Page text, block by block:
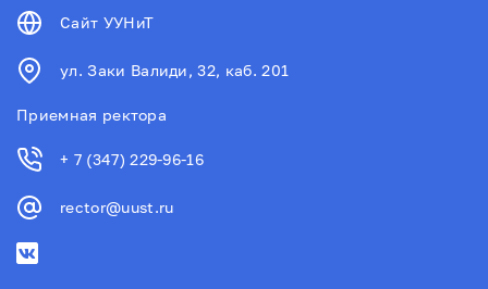
Сайт УУНиТ
ул. Заки Валиди, 32, каб. 201
Приемная ректора
+ 7 (347) 229-96-16
rector@uust.ru